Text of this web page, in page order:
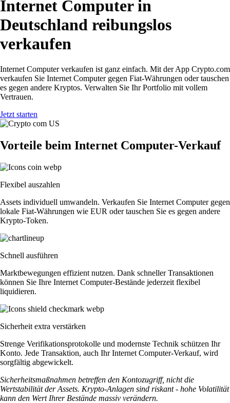
Internet Computer in
Deutschland reibungslos
verkaufen
Internet Computer verkaufen ist ganz einfach. Mit der App Crypto.com
verkaufen Sie Internet Computer gegen Fiat-Währungen oder tauschen
es gegen andere Kryptos. Verwalten Sie Ihr Portfolio mit vollem
Vertrauen.
Jetzt starten
Vorteile beim Internet Computer-Verkauf
Flexibel auszahlen
Assets individuell umwandeln. Verkaufen Sie Internet Computer gegen
lokale Fiat-Währungen wie EUR oder tauschen Sie es gegen andere
Krypto-Token.
Schnell ausführen
Marktbewegungen effizient nutzen. Dank schneller Transaktionen
können Sie Ihre Internet Computer-Bestände jederzeit flexibel
liquidieren.
Sicherheit extra verstärken
Strenge Verifikationsprotokolle und modernste Technik schützen Ihr
Konto. Jede Transaktion, auch Ihr Internet Computer-Verkauf, wird
sorgfältig abgewickelt.
Sicherheitsmaßnahmen betreffen den Kontozugriff, nicht die
Wertstabilität der Assets. Krypto-Anlagen sind riskant - hohe Volatilität
kann den Wert Ihrer Bestände massiv verändern.